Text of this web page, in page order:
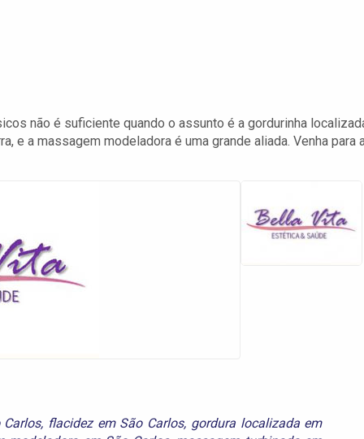
não é suficiente quando o assunto é a gordurinha
e a massagem modeladora é uma grande aliada. Venha para
, flacidez em São Carlos, gordura localizada em